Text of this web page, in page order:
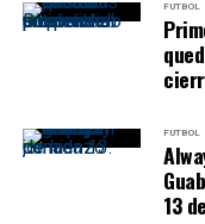
FUTBOL
FUTBOL
13